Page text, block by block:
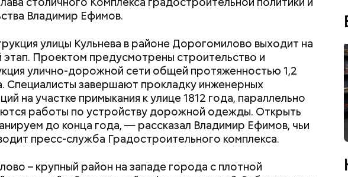
Владимир Ефимов.
улицы Кульнева в районе Дорогомилово выходит на
этап. Проектом предусмотрены строительство и
улично-дорожной сети общей протяженностью 1,2
Специалисты завершают прокладку инженерных
на участке примыкания к улице 1812 года, параллельно
работы по устройству дорожной одежды. Открыть
до конца года, — рассказал Владимир Ефимов, чьи
пресс-служба Градостроительного комплекса.
– крупный район на западе города с плотной
занимает от восьми до десяти минут. В час мы можем
Москвы могли наслаждаться музыкой самых
А в 1907 году певица Мария Дейша-Сионицкая
с малоизвестными произведениями русских и
композиторов. Вход на них был свободным.